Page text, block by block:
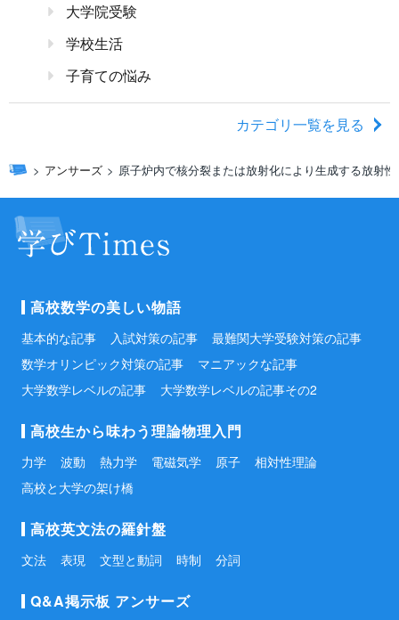
大学院受験
学校生活
子育ての悩み
カテゴリ一覧を見る
アンサーズ 原子炉内で核分裂または放射化により生成する放射
高校数学の美しい物語
基本的な記事 入試対策の記事
最難関大学受験対策の記事
数学オリンピック対策の記事
マニアックな記事
大学数学レベルの記事
大学数学レベルの記事その2
高校生から味わう理論物理入門
力学 波動 熱力学 電磁気学 原子
相対性理論
高校と大学の架け橋
高校英文法の羅針盤
文法 表現 文型と動詞 時制 分詞
Q&A掲示板 アンサーズ